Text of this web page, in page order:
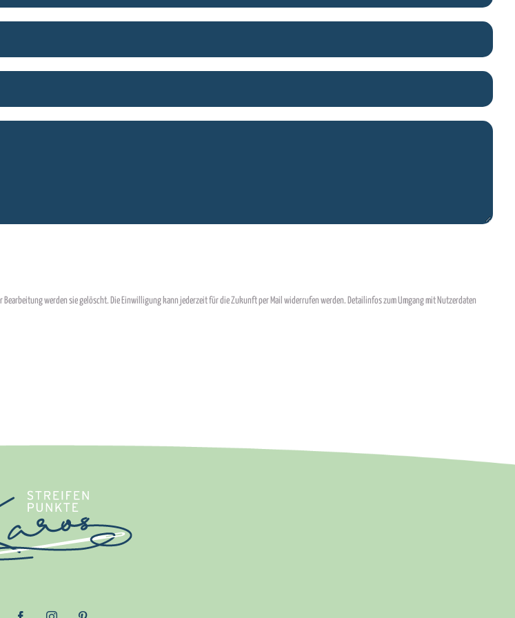
werden sie gelöscht. Die Einwilligung kann jederzeit für die Zukunft per Mail widerrufen werden. Detailinfos zum Umgang mit Nutzerdaten